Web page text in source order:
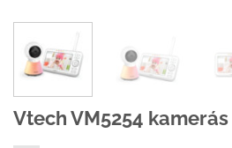
Vtech VM5254